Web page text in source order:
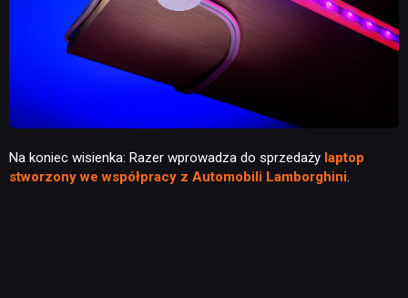
Na koniec wisienka: Razer wprowadza do sprzedaży laptop
stworzony we współpracy z Automobili Lamborghini.